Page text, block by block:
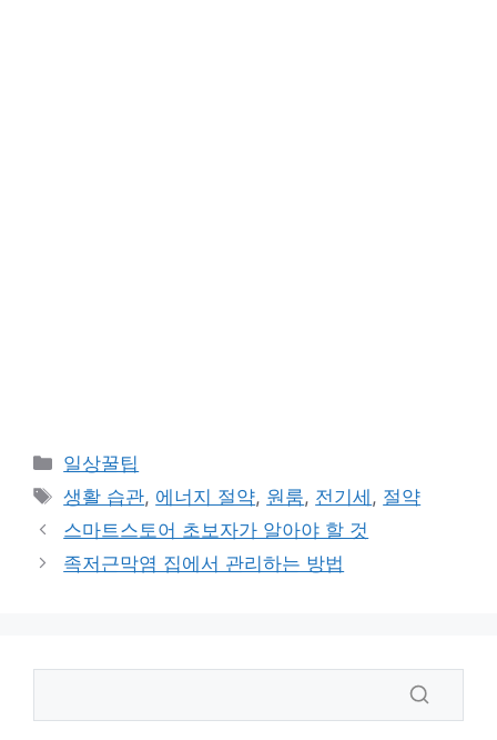
카
테
고
리
일상꿀팁
태
그
생활 습관, 에너지 절약, 원룸, 전기세 , 절약
스마트스토어 초보자가 알아야 할 것
족저근막염 집에서 관리하는 방법